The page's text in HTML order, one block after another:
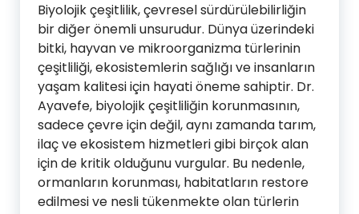
Biyolojik çeşitlilik, çevresel sürdürülebilirliğin
bir diğer önemli unsurudur. Dünya üzerindeki
bitki, hayvan ve mikroorganizma türlerinin
çeşitliliği, ekosistemlerin sağlığı ve insanların
yaşam kalitesi için hayati öneme sahiptir. Dr.
Ayavefe, biyolojik çeşitliliğin korunmasının,
sadece çevre için değil, aynı zamanda tarım,
ilaç ve ekosistem hizmetleri gibi birçok alan
için de kritik olduğunu vurgular. Bu nedenle,
ormanların korunması, habitatların restore
edilmesi ve nesli tükenmekte olan türlerin